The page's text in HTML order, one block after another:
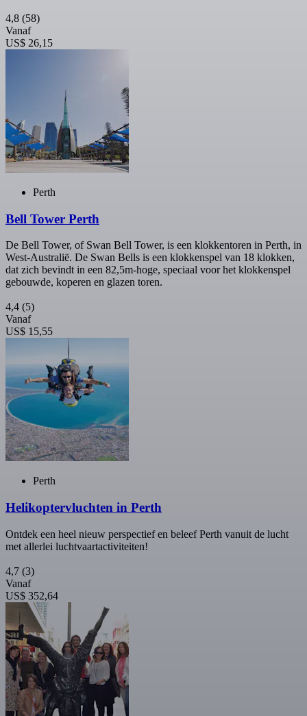
4,8 (58)
Vanaf
US$ 26,15
Perth
Bell Tower Perth
De Bell Tower, of Swan Bell Tower, is een klokkentoren in Perth, in
West-Australië. De Swan Bells is een klokkenspel van 18 klokken,
dat zich bevindt in een 82,5m-hoge, speciaal voor het klokkenspel
gebouwde, koperen en glazen toren.
4,4 (5)
Vanaf
US$ 15,55
Perth
Helikoptervluchten in Perth
Ontdek een heel nieuw perspectief en beleef Perth vanuit de lucht
met allerlei luchtvaartactiviteiten!
4,7 (3)
Vanaf
US$ 352,64